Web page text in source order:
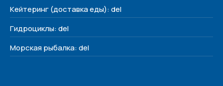
Кейтеринг (доставка еды): del
Гидроциклы: del
Морская рыбалка: del
+7 (938) 488-17-17
yachtvibe@yandex.ru
Сочи, Несебрская 3
Соц. сети